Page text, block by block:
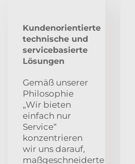
Kundenorientierte
technische und
servicebasierte
Lösungen
Gemäß unserer
Philosophie
„Wir bieten
einfach nur
Service“
konzentrieren
wir uns darauf,
maßgeschneiderte